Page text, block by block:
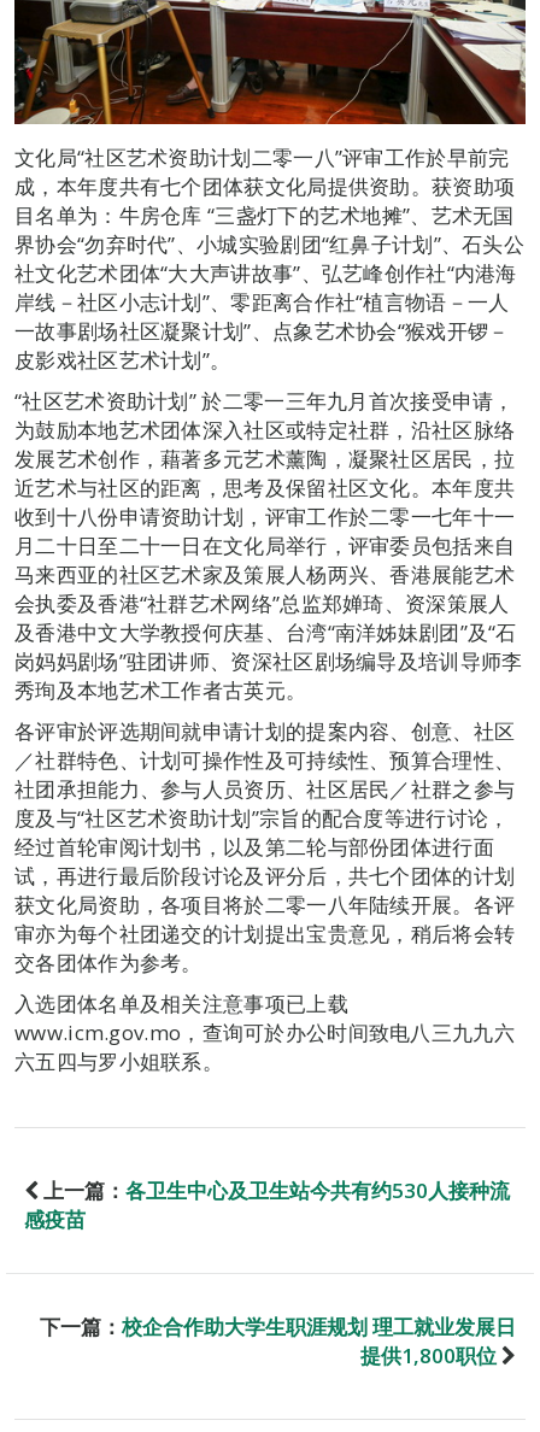
文化局“社区艺术资助计划二零一八”评审工作於早前完
成，本年度共有七个团体获文化局提供资助。获资助项
目名单为：牛房仓库 “三盏灯下的艺术地摊”、艺术无国
界协会“勿弃时代”、小城实验剧团“红鼻子计划”、石头公
社文化艺术团体“大大声讲故事”、弘艺峰创作社“内港海
岸线－社区小志计划”、零距离合作社“植言物语－一人
一故事剧场社区凝聚计划”、点象艺术协会“猴戏开锣－
皮影戏社区艺术计划”。
“社区艺术资助计划” 於二零一三年九月首次接受申请，
为鼓励本地艺术团体深入社区或特定社群，沿社区脉络
发展艺术创作，藉著多元艺术薰陶，凝聚社区居民，拉
近艺术与社区的距离，思考及保留社区文化。本年度共
收到十八份申请资助计划，评审工作於二零一七年十一
月二十日至二十一日在文化局举行，评审委员包括来自
马来西亚的社区艺术家及策展人杨两兴、香港展能艺术
会执委及香港“社群艺术网络”总监郑婵琦、资深策展人
及香港中文大学教授何庆基、台湾“南洋姊妹剧团”及“石
岗妈妈剧场”驻团讲师、资深社区剧场编导及培训导师李
秀珣及本地艺术工作者古英元。
各评审於评选期间就申请计划的提案内容、创意、社区
／社群特色、计划可操作性及可持续性、预算合理性、
社团承担能力、参与人员资历、社区居民／社群之参与
度及与“社区艺术资助计划”宗旨的配合度等进行讨论，
经过首轮审阅计划书，以及第二轮与部份团体进行面
试，再进行最后阶段讨论及评分后，共七个团体的计划
获文化局资助，各项目将於二零一八年陆续开展。各评
审亦为每个社团递交的计划提出宝贵意见，稍后将会转
交各团体作为参考。
入选团体名单及相关注意事项已上载
www.icm.gov.mo，查询可於办公时间致电八三九九六
六五四与罗小姐联系。
上一篇： 各卫生中心及卫生站今共有约530人接种流
感疫苗
下一篇： 校企合作助大学生职涯规划 理工就业发展日
提供1,800职位